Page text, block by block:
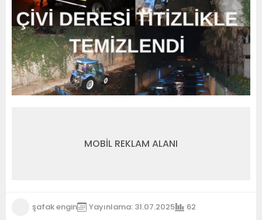
MOBİL REKLAM ALANI
şafak engin Yayınlama: 31.07.2025 62